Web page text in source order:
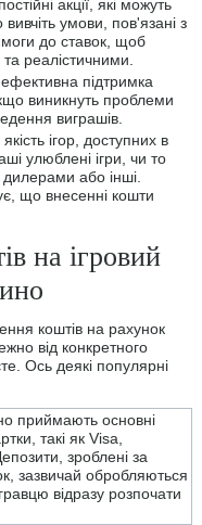
акції, які можуть
умови, пов'язані з
до ставок, щоб
реалістичними.
підтримка
виникнуть проблеми
виграшів.
якість ігор, доступних в
улюблені ігри, чи то
дилерами або інші.
що внесенні кошти
на ігровий
коштів на рахунок
від конкретного
Ось деякі популярні
приймають основні
такі як Visa,
зроблені за
зазвичай обробляються
відразу розпочати